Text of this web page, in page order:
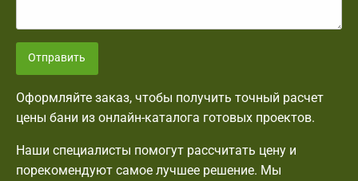
Отправить
Оформляйте заказ, чтобы получить точный расчет
цены бани из онлайн-каталога готовых проектов.
Наши специалисты помогут рассчитать цену и
порекомендуют самое лучшее решение. Мы